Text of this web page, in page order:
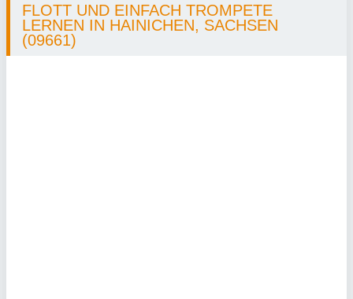
FLOTT UND EINFACH TROMPETE
LERNEN IN HAINICHEN, SACHSEN
(09661)